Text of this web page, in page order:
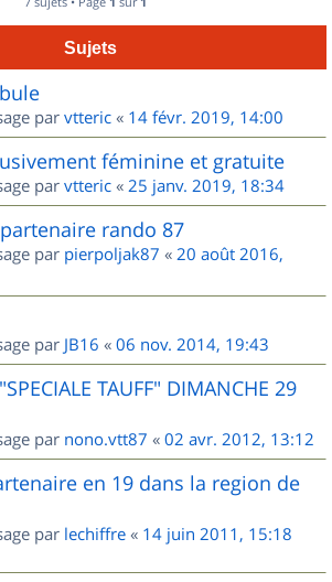
Sujets
par vtteric « 14 févr. 2019, 14:00
féminine et gratuite
par vtteric « 25 janv. 2019, 18:34
rando 87
par pierpoljak87 « 20 août 2016,
par JB16 « 06 nov. 2014, 19:43
TAUFF" DIMANCHE 29
par nono.vtt87 « 02 avr. 2012, 13:12
en 19 dans la region de
par lechiffre « 14 juin 2011, 15:18